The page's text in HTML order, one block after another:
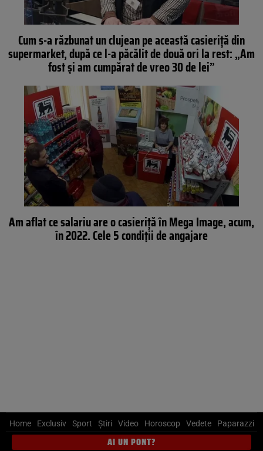
Cum s-a răzbunat un clujean pe această casieriță din
supermarket, după ce l-a păcălit de două ori la rest: „Am
fost și am cumpărat de vreo 30 de lei”
Am aflat ce salariu are o casieriță în Mega Image, acum,
în 2022. Cele 5 condiții de angajare
Home Exclusiv Sport Știri Video Horoscop Vedete Paparazzi
AI UN PONT?